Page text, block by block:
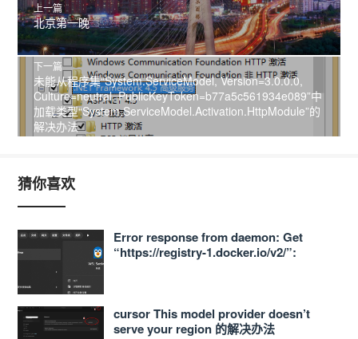
上一篇
北京第一晚
下一篇
未能从程序集“System.ServiceModel, Version=3.0.0.0,
Culture=neutral, PublicKeyToken=b77a5c561934e089”中
加载类型“System.ServiceModel.Activation.HttpModule”的
解决办法
猜你喜欢
Error response from daemon: Get
“https://registry-1.docker.io/v2/”:
cursor This model provider doesn’t
serve your region 的解决办法